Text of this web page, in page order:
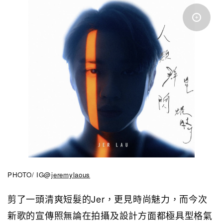
PHOTO/ IG@jeremylaous
剪了一頭清爽短髮的Jer，更見時尚魅力，而今次
新歌的宣傳照無論在拍攝及設計方面都極具型格氣